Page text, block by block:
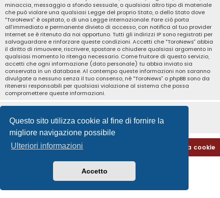
Questo sito utilizza cookie al fine di fornire la
migliore navigazione possibile
Ulteriori informazioni
Accetto
minaccia, messaggio a sfondo sessuale, o qualsiasi altro tipo di materiale
che può violare una qualsiasi Legge del proprio Stato, o dello Stato dove
“ToroNews” è ospitato, o di una Legge internazionale. Fare ciò porta
all’immediato e permanente divieto di accesso, con notifica al tuo provider
Internet se è ritenuto da noi opportuno. Tutti gli indirizzi IP sono registrati per
salvaguardare e rinforzare queste condizioni. Accetti che “ToroNews” abbia
il diritto di rimuovere, riscrivere, spostare o chiudere qualsiasi argomento in
qualsiasi momento lo ritenga necessario. Come fruitore di questo servizio,
accetti che ogni informazione (dato personale) tu abbia inviato sia
conservata in un database. Al contempo queste informazioni non saranno
divulgate a nessuno senza il tuo consenso, né “ToroNews” o phpBB sono da
ritenersi responsabili per qualsiasi violazione al sistema che possa
compromettere queste informazioni.
Home Indice Cancella cookie